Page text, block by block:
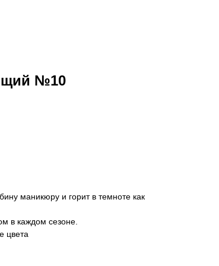
№10
маникюру и горит в темноте как
в каждом сезоне.
цвета